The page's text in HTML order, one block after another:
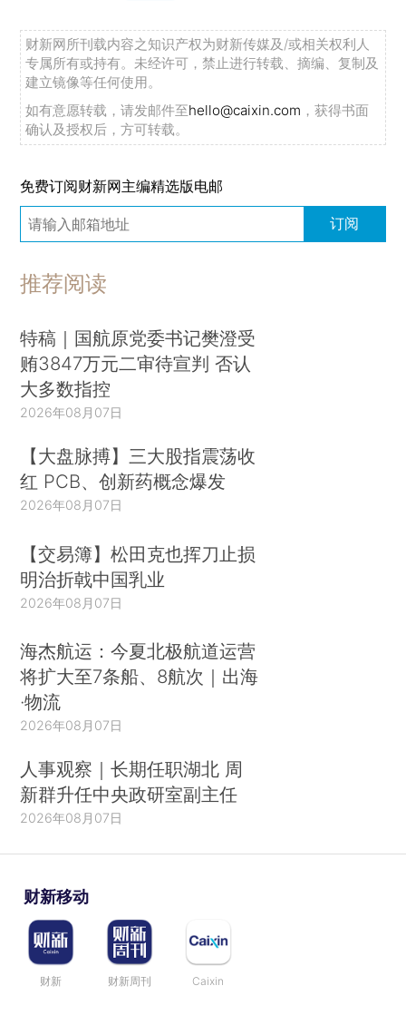
财新网所刊载内容之知识产权为财新传媒及/或相关权利人
专属所有或持有。未经许可，禁止进行转载、摘编、复制及
建立镜像等任何使用。
如有意愿转载，请发邮件至hello@caixin.com ，获得书面
确认及授权后，方可转载。
免费订阅财新网主编精选版电邮
订阅
推荐阅读
特稿｜国航原党委书记樊澄受
贿3847万元二审待宣判 否认
大多数指控
2026年08月07日
【大盘脉搏】三大股指震荡收
红 PCB、创新药概念爆发
2026年08月07日
【交易簿】松田克也挥刀止损
明治折戟中国乳业
2026年08月07日
海杰航运：今夏北极航道运营
将扩大至7条船、8航次｜出海
·物流
2026年08月07日
人事观察｜长期任职湖北 周
新群升任中央政研室副主任
2026年08月07日
财新移动
财新 财新周刊 Caixin